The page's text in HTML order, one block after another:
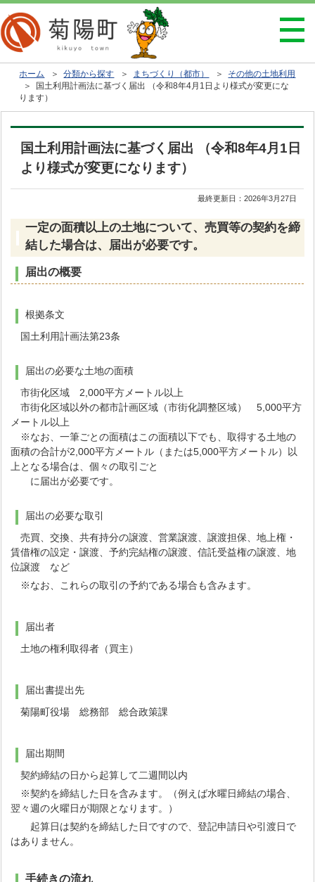
ホーム ＞分類から探す ＞ まちづくり（都市） ＞ その他の土地利用
＞ 国土利用計画法に基づく届出 （令和8年4月1日より様式が変更にな
ります）
国土利用計画法に基づく届出 （令和8年4月1日
より様式が変更になります）
最終更新日：2026年3月27日
一定の面積以上の土地について、売買等の契約を締
結した場合は、届出が必要です。
届出の概要
根拠条文
国土利用計画法第23条
届出の必要な土地の面積
市街化区域 2,000平方メートル以上
市街化区域以外の都市計画区域（市街化調整区域） 5,000平方
メートル以上
※なお、一筆ごとの面積はこの面積以下でも、取得する土地の
面積の合計が2,000平方メートル（または5,000平方メートル）以
上となる場合は、個々の取引ごと
に届出が必要です。
届出の必要な取引
売買、交換、共有持分の譲渡、営業譲渡、譲渡担保、地上権・
賃借権の設定・譲渡、予約完結権の譲渡、信託受益権の譲渡、地
位譲渡 など
※なお、これらの取引の予約である場合も含みます。
届出者
土地の権利取得者（買主）
届出書提出先
菊陽町役場 総務部 総合政策課
届出期間
契約締結の日から起算して二週間以内
※契約を締結した日を含みます。（例えば水曜日締結の場合、
翌々週の火曜日が期限となります。）
起算日は契約を締結した日ですので、登記申請日や引渡日で
はありません。
手続きの流れ